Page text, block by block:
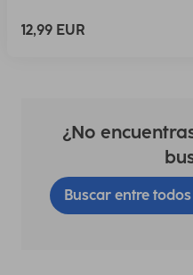
12,99 EUR
¿No
Buscar entre